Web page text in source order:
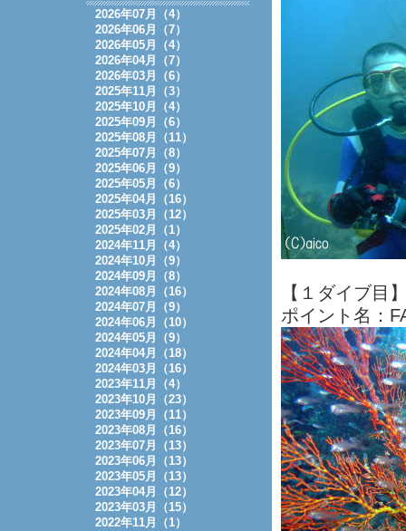
【１ダイブ目
ポイント名：
2026年07月（4）
2026年06月（7）
2026年05月（4）
2026年04月（7）
2026年03月（6）
2025年11月（3）
2025年10月（4）
2025年09月（6）
2025年08月（11）
2025年07月（8）
2025年06月（9）
2025年05月（6）
2025年04月（16）
2025年03月（12）
2025年02月（1）
2024年11月（4）
2024年10月（9）
2024年09月（8）
2024年08月（16）
2024年07月（9）
2024年06月（10）
2024年05月（9）
2024年04月（18）
2024年03月（16）
2023年11月（4）
2023年10月（23）
2023年09月（11）
2023年08月（16）
2023年07月（13）
2023年06月（13）
2023年05月（13）
2023年04月（12）
2023年03月（15）
2022年11月（1）